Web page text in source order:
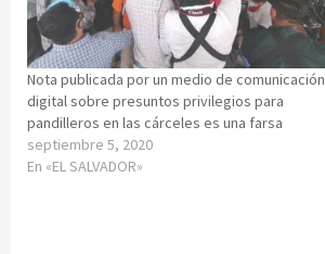
Nota publicada por un medio de comunicación
digital sobre presuntos privilegios para
pandilleros en las cárceles es una farsa
septiembre 5, 2020
En «EL SALVADOR»